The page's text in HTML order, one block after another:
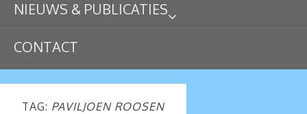
NIEUWS & PUBLICATIES
CONTACT
TAG: PAVILJOEN ROOSEN